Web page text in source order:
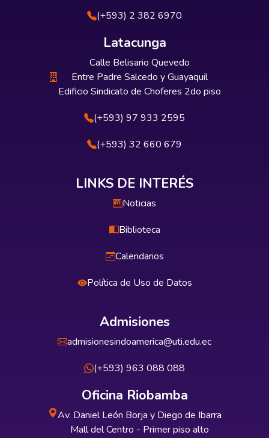
(+593) 2 382 6970
Latacunga
Calle Belisario Quevedo
Entre Padre Salcedo y Guayaquil
Edificio Sindicato de Choferes 2do piso
(+593) 97 933 2595
(+593) 32 660 679
LINKS DE INTERÉS
Noticias
Biblioteca
Calendarios
Política de Uso de Datos
Admisiones
admisionesindoamerica@uti.edu.ec
(+593) 963 088 088
Oficina Riobamba
Av. Daniel León Borja y Diego de Ibarra
Mall del Centro - Primer piso alto